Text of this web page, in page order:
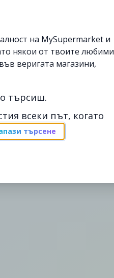
на MySupermarket и
някои от твоите любими
веригата магазини,
търсиш.
всеки път, когато
търсене